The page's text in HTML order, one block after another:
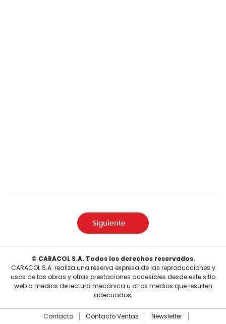
Siguiente
© CARACOL S.A. Todos los derechos reservados.
CARACOL S.A. realiza una reserva expresa de las reproducciones y
usos de las obras y otras prestaciones accesibles desde este sitio
web a medios de lectura mecánica u otros medios que resulten
adecuados.
Contacto Contacto Ventas
Newsletter